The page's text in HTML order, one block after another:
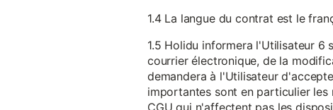
1.4 La langue du contrat est le
1.5 Holidu informera l'Utilisateur 6
courrier électronique, de la
demandera à l'Utilisateur
importantes sont en particulier